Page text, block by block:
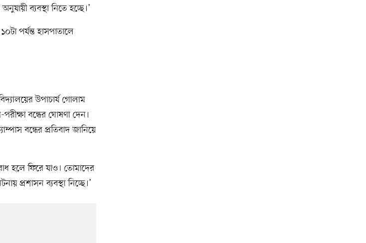
ব্যবস্থা নিতে হচ্ছে।’
পর্যন্ত হাসপাতালে
উপাচার্য গোলাম
বন্ধের ঘোষণা দেন।
বন্ধের প্রতিবাদ জানিয়ে
হলে ফিরে যাও। তোমাদের
প্রশাসন ব্যবস্থা নিচ্ছে।’